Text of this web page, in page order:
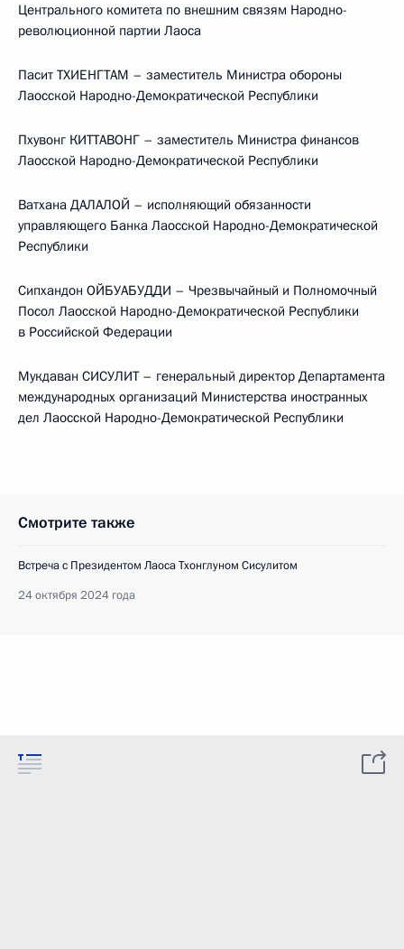
Центрального комитета по внешним связям Народно-
революционной партии Лаоса
Пасит ТХИЕНГТАМ – заместитель Министра обороны
Лаосской Народно-Демократической Республики
Пхувонг КИТТАВОНГ – заместитель Министра финансов
Лаосской Народно-Демократической Республики
Ватхана ДАЛАЛОЙ – исполняющий обязанности
управляющего Банка Лаосской Народно-Демократической
Республики
Сипхандон ОЙБУАБУДДИ – Чрезвычайный и Полномочный
Посол Лаосской Народно-Демократической Республики
в Российской Федерации
Мукдаван СИСУЛИТ – генеральный директор Департамента
международных организаций Министерства иностранных
дел Лаосской Народно-Демократической Республики
Смотрите также
Встреча с Президентом Лаоса Тхонглуном Сисулитом
24 октября 2024 года